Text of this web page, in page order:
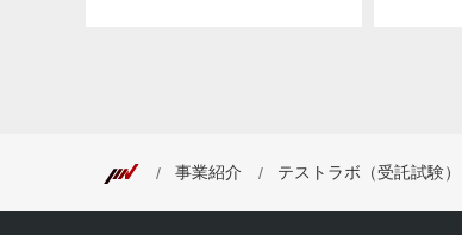
事業紹介 テストラボ（受託試験）